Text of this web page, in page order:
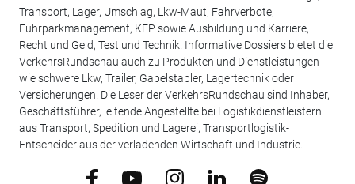
Transport, Lager, Umschlag, Lkw-Maut, Fahrverbote,
Fuhrparkmanagement, KEP sowie Ausbildung und Karriere,
Recht und Geld, Test und Technik. Informative Dossiers bietet die
VerkehrsRundschau auch zu Produkten und Dienstleistungen
wie schwere Lkw, Trailer, Gabelstapler, Lagertechnik oder
Versicherungen. Die Leser der VerkehrsRundschau sind Inhaber,
Geschäftsführer, leitende Angestellte bei Logistikdienstleistern
aus Transport, Spedition und Lagerei, Transportlogistik-
Entscheider aus der verladenden Wirtschaft und Industrie.